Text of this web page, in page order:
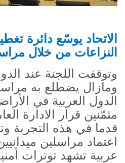
الاتحاد يوسّع دائرة
النزاعات من خلال
وتوقفت اللجنة عند
ومازال يضطلع به
الدول العربية في
مثمّنين قرار الادارة
قدما في هذه التجربة
اعتماد مراسلين
عربية تشهد توترات